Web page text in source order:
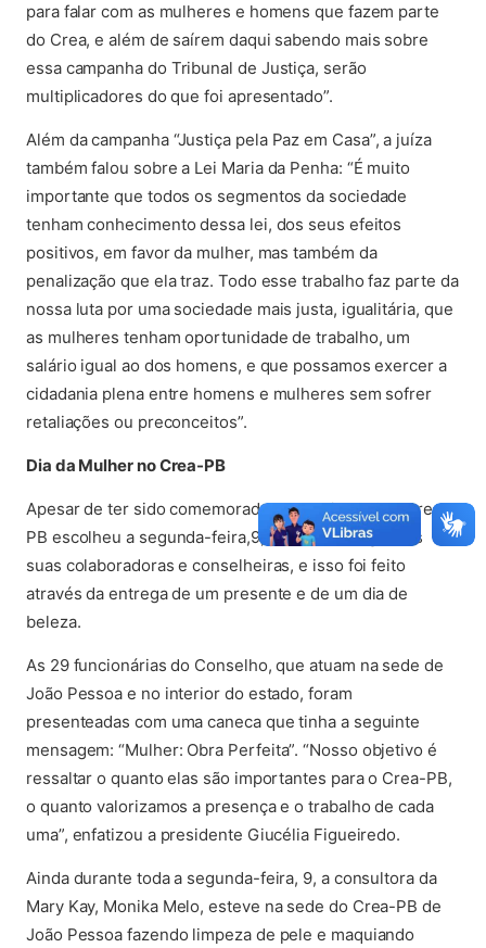
para falar com as mulheres e homens que fazem parte
do Crea, e além de saírem daqui sabendo mais sobre
essa campanha do Tribunal de Justiça, serão
multiplicadores do que foi apresentado”.
Além da campanha “Justiça pela Paz em Casa”, a juíza
também falou sobre a Lei Maria da Penha: “É muito
importante que todos os segmentos da sociedade
tenham conhecimento dessa lei, dos seus efeitos
positivos, em favor da mulher, mas também da
penalização que ela traz. Todo esse trabalho faz parte da
nossa luta por uma sociedade mais justa, igualitária, que
as mulheres tenham oportunidade de trabalho, um
salário igual ao dos homens, e que possamos exercer a
cidadania plena entre homens e mulheres sem sofrer
retaliações ou preconceitos”.
Dia da Mulher no Crea-PB
Apesar de ter sido comemorado no domingo, 8, o Crea-
PB escolheu a segunda-feira,9, para homenagear as
suas colaboradoras e conselheiras, e isso foi feito
através da entrega de um presente e de um dia de
beleza.
As 29 funcionárias do Conselho, que atuam na sede de
João Pessoa e no interior do estado, foram
presenteadas com uma caneca que tinha a seguinte
mensagem: “Mulher: Obra Perfeita”. “Nosso objetivo é
ressaltar o quanto elas são importantes para o Crea-PB,
o quanto valorizamos a presença e o trabalho de cada
uma”, enfatizou a presidente Giucélia Figueiredo.
Ainda durante toda a segunda-feira, 9, a consultora da
Mary Kay, Monika Melo, esteve na sede do Crea-PB de
João Pessoa fazendo limpeza de pele e maquiando